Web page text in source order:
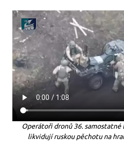
Operátoři dronů 36.
likvidují ruskou pěchotu na